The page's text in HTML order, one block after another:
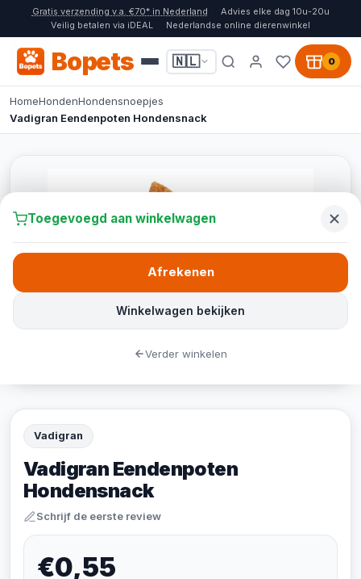
Gratis verzending v.a. €70* in Nederland
Advies elke dag 10u-20u
Veilig betalen via iDEAL
Nederlandse online dierenwinkel
Bopets 🇳🇱 0
HomeHondenHondensnoepjes
Vadigran Eendenpoten Hondensnack
Vadigran
Vadigran Eendenpoten
Hondensnack
Schrijf de eerste review
€0,55
Toegevoegd aan winkelwagen
Winkelwagen bekijken
Afrekenen
Verder winkelen